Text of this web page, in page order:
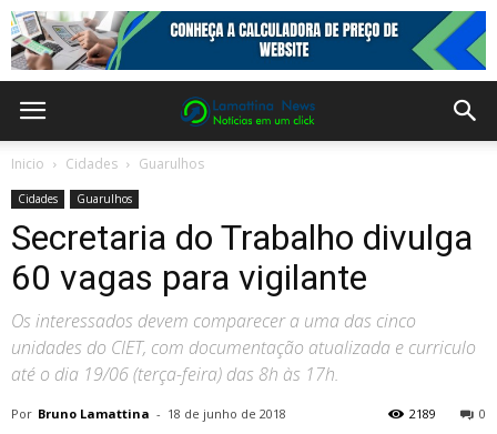
Inicio Cidades Guarulhos
Cidades Guarulhos
Secretaria do Trabalho divulga
60 vagas para vigilante
Os interessados devem comparecer a uma das cinco
unidades do CIET, com documentação atualizada e curriculo
até o dia 19/06 (terça-feira) das 8h às 17h.
Por Bruno Lamattina - 18 de junho de 2018 0
2189